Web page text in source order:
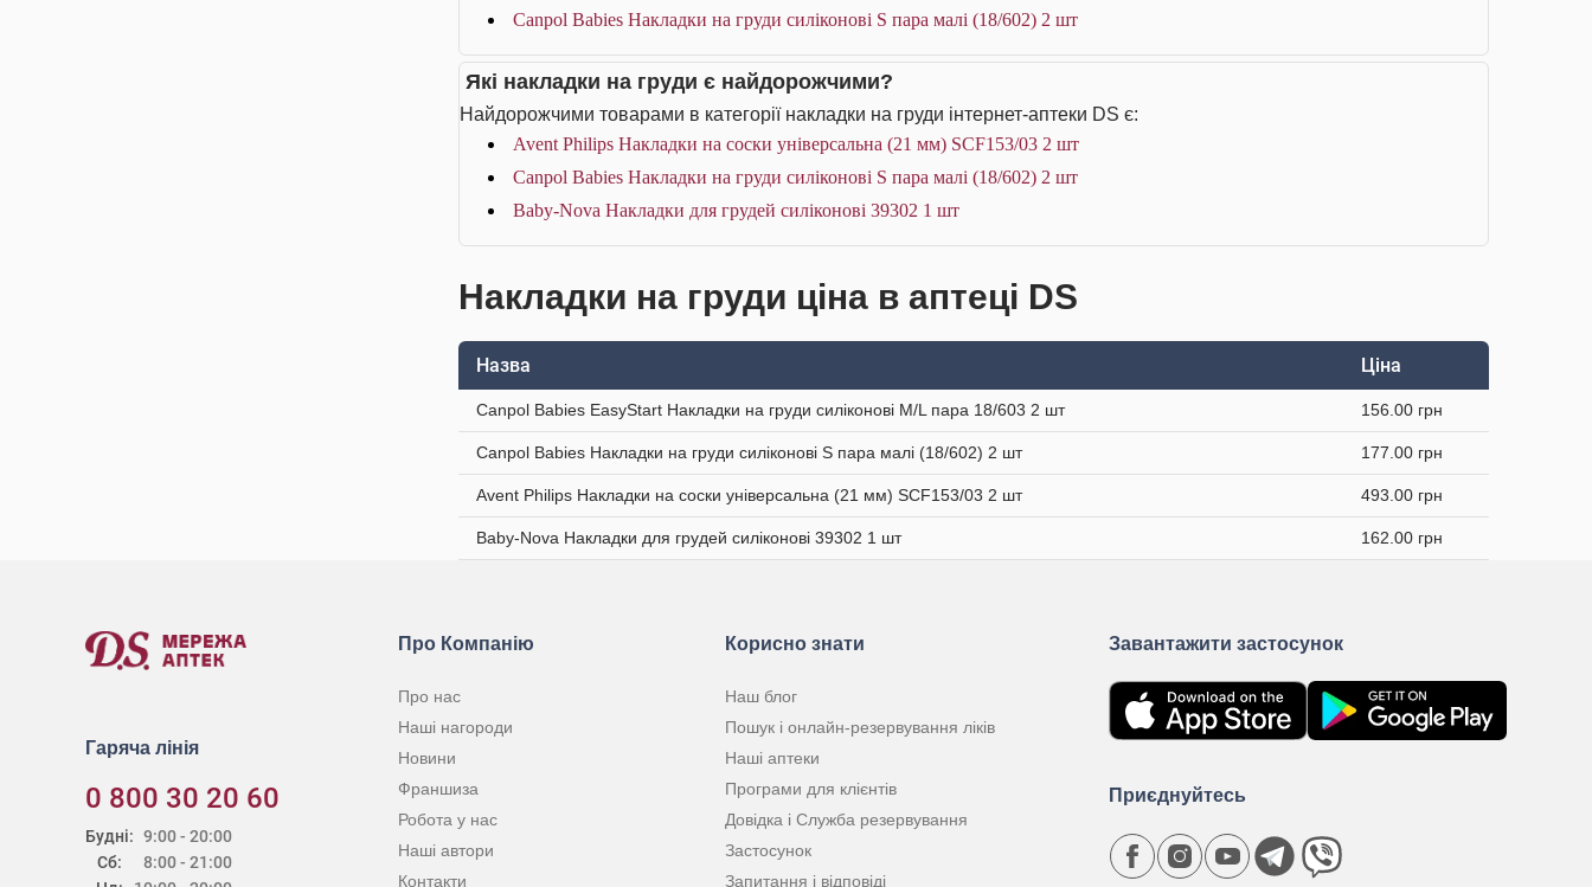
Canpol Babies Накладки на груди силіконові S пара малі (18/602) 2 шт
Які накладки на груди є найдорожчими?
Найдорожчими товарами в категорії накладки на груди інтернет-аптеки DS є:
Avent Philips Накладки на соски універсальна (21 мм) SCF153/03 2 шт
Canpol Babies Накладки на груди силіконові S пара малі (18/602) 2 шт
Baby-Nova Накладки для грудей силіконові 39302 1 шт
Накладки на груди ціна в аптеці DS
Назва Ціна
Canpol Babies EasyStart Накладки на груди силіконові M/L пара 18/603 2 шт 156.00 грн
Canpol Babies Накладки на груди силіконові S пара малі (18/602) 2 шт 177.00 грн
Avent Philips Накладки на соски універсальна (21 мм) SCF153/03 2 шт 493.00 грн
Baby-Nova Накладки для грудей силіконові 39302 1 шт 162.00 грн
Гаряча лінія
0 800 30 20 60
Будні:
Сб:
9:00 - 20:00
8:00 - 21:00
Про Компанію
Про нас
Наші нагороди
Новини
Франшиза
Робота у нас
Наші автори
Контакти
Корисно знати
Наш блог
Пошук і онлайн-резервування ліків
Наші аптеки
Програми для клієнтів
Довідка і Служба резервування
Застосунок
Запитання і відповіді
Завантажити застосунок
Приєднуйтесь